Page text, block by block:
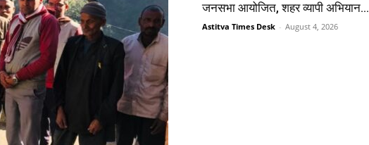
जनसभा आयोजित, शहर व्यापी अभियान...
Astitva Times Desk - August 4, 2026